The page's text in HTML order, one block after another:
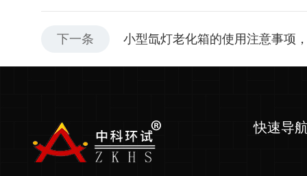
下一条 小型氙灯老化箱的使用注意事项
快速导